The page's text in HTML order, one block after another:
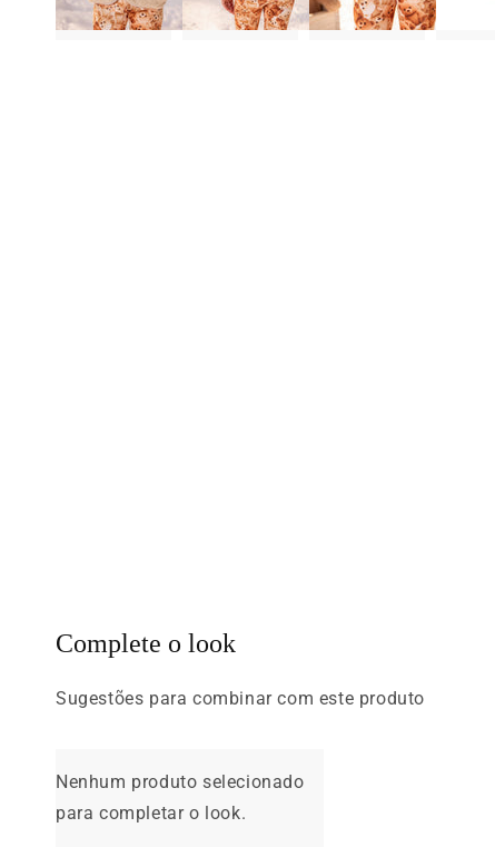
Complete o look
Sugestões para combinar com este produto
Nenhum produto selecionado
para completar o look.